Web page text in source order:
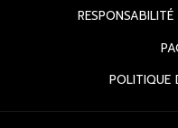
POLITIQUE